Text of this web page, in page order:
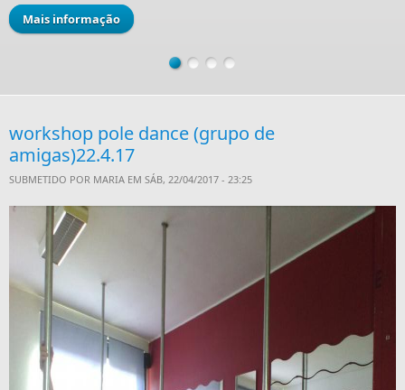
Mais informação
workshop pole dance (grupo de
amigas)22.4.17
SUBMETIDO POR MARIA EM SÁB, 22/04/2017 - 23:25